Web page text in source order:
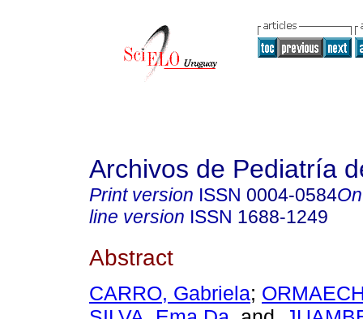
Archivos de Pediatría
Print version ISSN 0004-0584
line version ISSN 1688-1249
Abstract
CARRO, Gabriela;